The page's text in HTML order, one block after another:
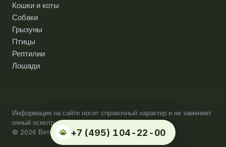
+7 (495) 104-22-00
Кошки и коты
Собаки
Грызуны
Птицы
Рептилии
Лошади
Информация на сайте носит справочный характер и не заменяет
очный осмотр ветеринарного врача.
© 2026 Ветпомощь на дому. Москва.